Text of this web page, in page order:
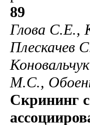
89
Глова С.Е.,
Плескачев
М.С.,
Скрининг